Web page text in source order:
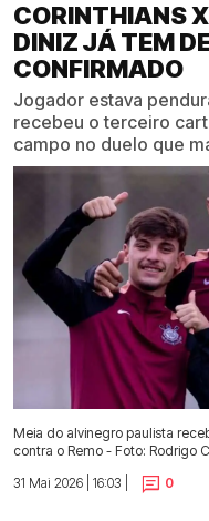
CORINTHIANS
DINIZ JÁ TEM
CONFIRMADO
Jogador estava
recebeu o terceiro
campo no duelo que
Meia do alvinegro paulista
contra o Remo - Foto: Rodrigo
31 Mai 2026 | 16:03 |
0